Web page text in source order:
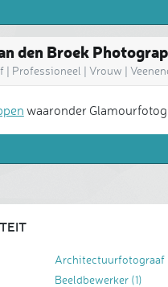
den Broek
| Professioneel | Vrouw |
waaronder
Architectuurfotograaf
Beeldbewerker (1)